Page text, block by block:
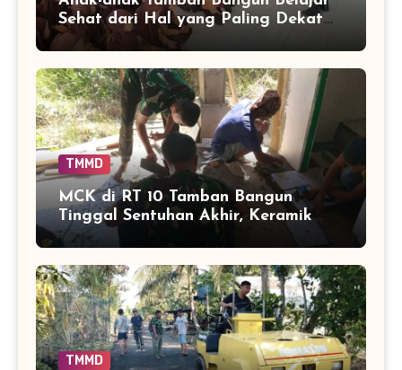
Sehat dari Hal yang Paling Dekat
dengan Keseharian
TMMD
MCK di RT 10 Tamban Bangun
Tinggal Sentuhan Akhir, Keramik
Capai 75 Persen
TMMD